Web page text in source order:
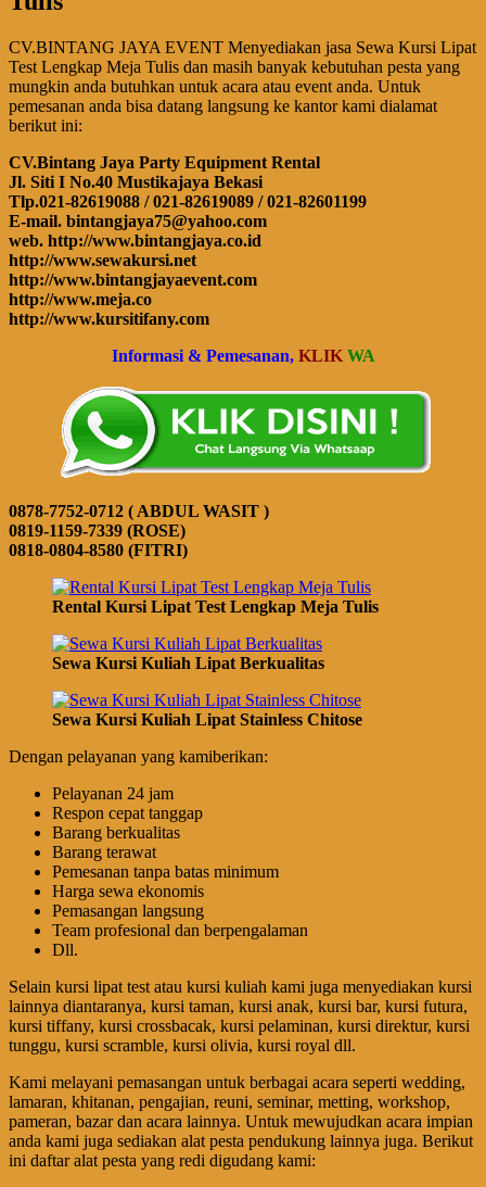
CV.BINTANG JAYA EVENT Menyediakan jasa Sewa Kursi Lipat
Test Lengkap Meja Tulis dan masih banyak kebutuhan pesta yang
mungkin anda butuhkan untuk acara atau event anda. Untuk
pemesanan anda bisa datang langsung ke kantor kami dialamat
berikut ini:
CV.Bintang Jaya Party Equipment Rental
Jl. Siti I No.40 Mustikajaya Bekasi
Tlp.021-82619088 / 021-82619089 / 021-82601199
E-mail. bintangjaya75@yahoo.com
web. http://www.bintangjaya.co.id
http://www.sewakursi.net
http://www.bintangjayaevent.com
http://www.meja.co
http://www.kursitifany.com
Informasi & Pemesanan, KLIK WA
0878-7752-0712 ( ABDUL WASIT )
0819-1159-7339 (ROSE)
0818-0804-8580 (FITRI)
Rental Kursi Lipat Test Lengkap Meja Tulis
Sewa Kursi Kuliah Lipat Berkualitas
Sewa Kursi Kuliah Lipat Stainless Chitose
Dengan pelayanan yang kamiberikan:
Pelayanan 24 jam
Respon cepat tanggap
Barang berkualitas
Barang terawat
Pemesanan tanpa batas minimum
Harga sewa ekonomis
Pemasangan langsung
Team profesional dan berpengalaman
Dll.
Selain kursi lipat test atau kursi kuliah kami juga menyediakan kursi
lainnya diantaranya, kursi taman, kursi anak, kursi bar, kursi futura,
kursi tiffany, kursi crossbacak, kursi pelaminan, kursi direktur, kursi
tunggu, kursi scramble, kursi olivia, kursi royal dll.
Kami melayani pemasangan untuk berbagai acara seperti wedding,
lamaran, khitanan, pengajian, reuni, seminar, metting, workshop,
pameran, bazar dan acara lainnya. Untuk mewujudkan acara impian
anda kami juga sediakan alat pesta pendukung lainnya juga. Berikut
ini daftar alat pesta yang redi digudang kami: